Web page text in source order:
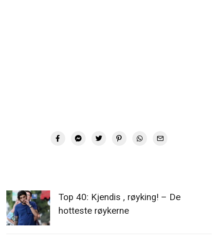
Top 40: Kjendis , røyking! – De
hotteste røykerne